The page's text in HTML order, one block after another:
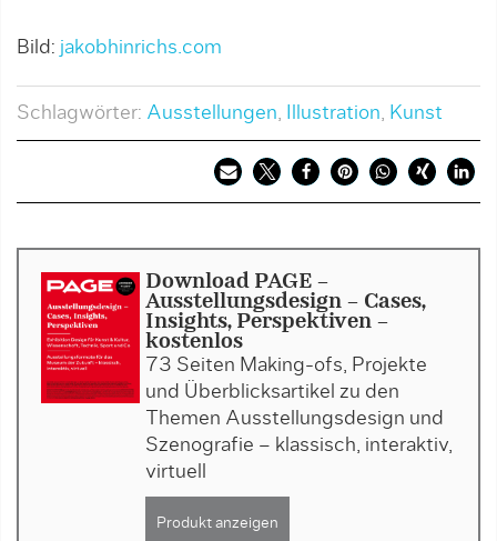
Bild: jakobhinrichs.com
Schlagwörter: Ausstellungen, Illustration, Kunst
Download PAGE -
Ausstellungsdesign - Cases,
Insights, Perspektiven -
kostenlos
73 Seiten Making-ofs, Projekte
und Überblicksartikel zu den
Themen Ausstellungsdesign und
Szenografie – klassisch, interaktiv,
virtuell
Produkt anzeigen